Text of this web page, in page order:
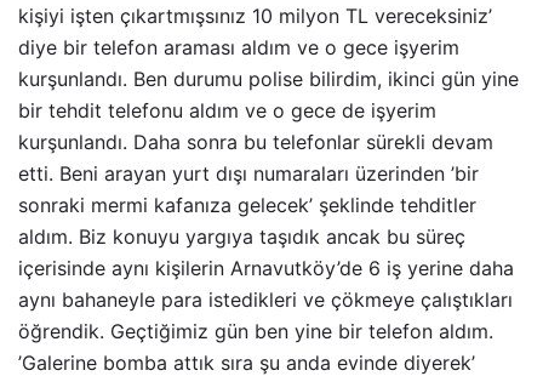
kişiyi işten çıkartmışsınız 10 milyon TL vereceksiniz’
diye bir telefon araması aldım ve o gece işyerim
kurşunlandı. Ben durumu polise bilirdim, ikinci gün yine
bir tehdit telefonu aldım ve o gece de işyerim
kurşunlandı. Daha sonra bu telefonlar sürekli devam
etti. Beni arayan yurt dışı numaraları üzerinden ’bir
sonraki mermi kafanıza gelecek’ şeklinde tehditler
aldım. Biz konuyu yargıya taşıdık ancak bu süreç
içerisinde aynı kişilerin Arnavutköy’de 6 iş yerine daha
aynı bahaneyle para istedikleri ve çökmeye çalıştıkları
öğrendik. Geçtiğimiz gün ben yine bir telefon aldım.
’Galerine bomba attık sıra şu anda evinde diyerek’